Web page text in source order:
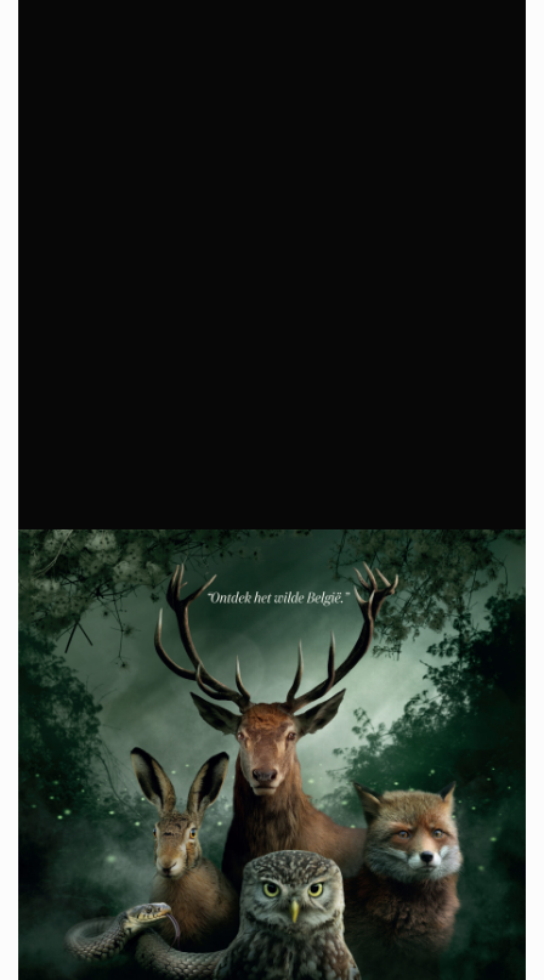
Contact